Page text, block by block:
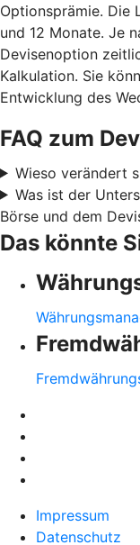
Optionsprämie. Die
und 12 Monate. Je
Devisenoption
Kalkulation. Sie
Entwicklung des
FAQ zum
Wieso verändert
Was ist der
Börse und dem
Das könnte
Impressum
Datenschutz